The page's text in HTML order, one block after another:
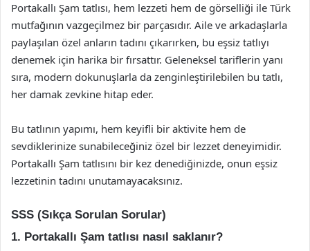
Portakallı Şam tatlısı, hem lezzeti hem de görselliği ile Türk
mutfağının vazgeçilmez bir parçasıdır. Aile ve arkadaşlarla
paylaşılan özel anların tadını çıkarırken, bu eşsiz tatlıyı
denemek için harika bir fırsattır. Geleneksel tariflerin yanı
sıra, modern dokunuşlarla da zenginleştirilebilen bu tatlı,
her damak zevkine hitap eder.
Bu tatlının yapımı, hem keyifli bir aktivite hem de
sevdiklerinize sunabileceğiniz özel bir lezzet deneyimidir.
Portakallı Şam tatlısını bir kez denediğinizde, onun eşsiz
lezzetinin tadını unutamayacaksınız.
SSS (Sıkça Sorulan Sorular)
1. Portakallı Şam tatlısı nasıl saklanır?